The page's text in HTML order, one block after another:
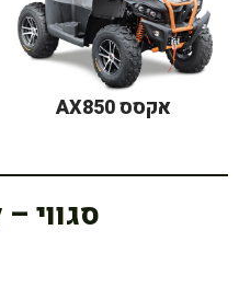
אקסס AX850
סגווי – Segway: